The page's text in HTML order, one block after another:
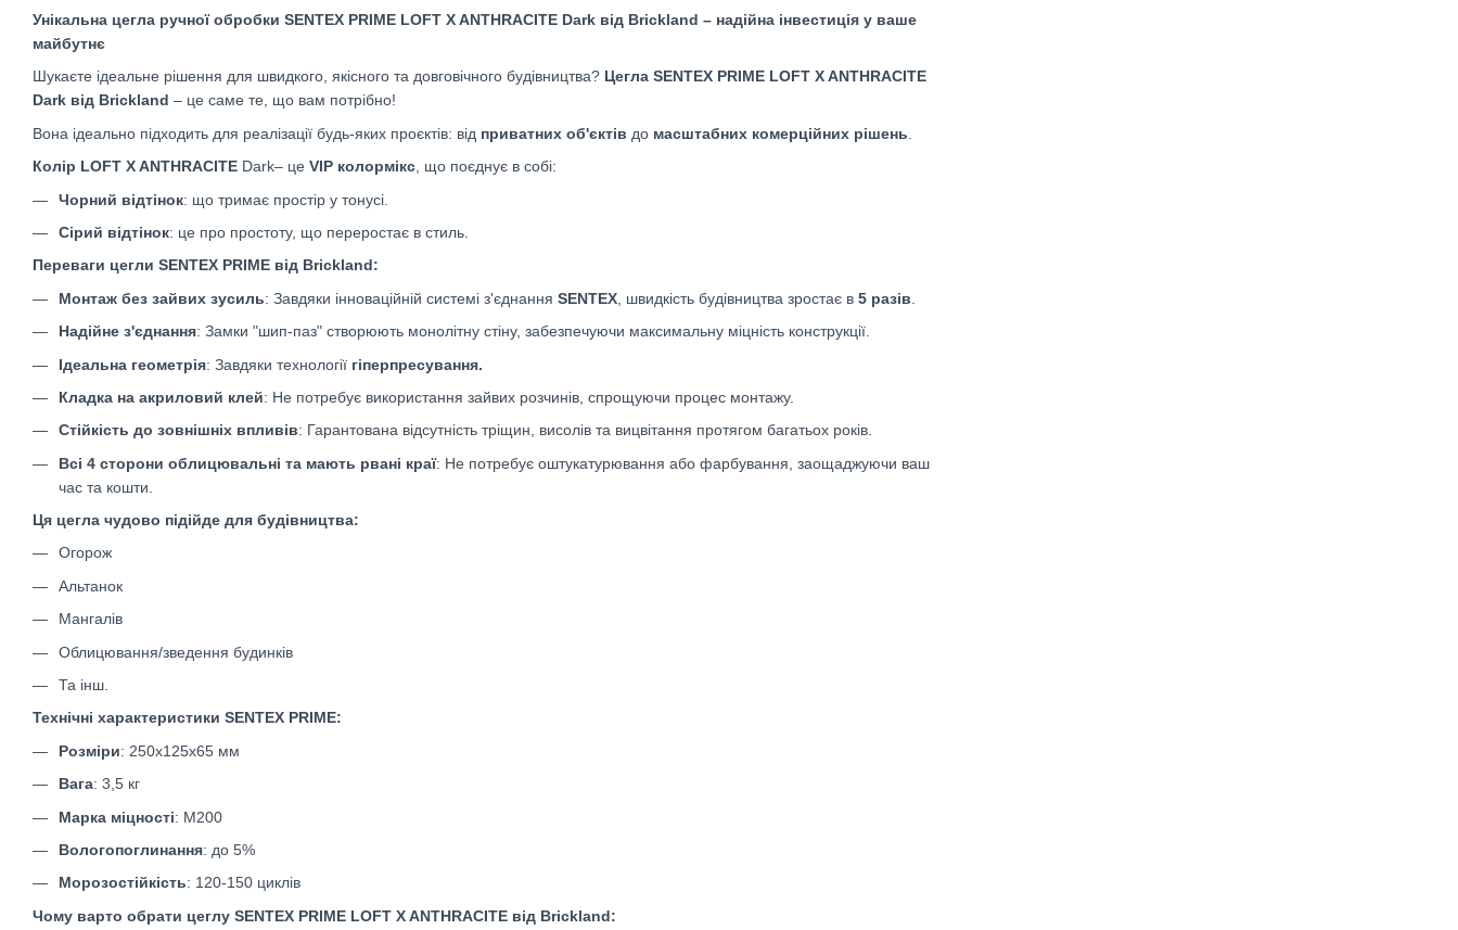
Унікальна цегла ручної обробки SENTEX PRIME LOFT X ANTHRACITE Dark від Brickland – надійна інвестиція у ваше
майбутнє
Шукаєте ідеальне рішення для швидкого, якісного та довговічного будівництва? Цегла SENTEX PRIME LOFT X ANTHRACITE
Dark від Brickland – це саме те, що вам потрібно!
Вона ідеально підходить для реалізації будь-яких проєктів: від приватних об'єктів до масштабних комерційних рішень
Колір LOFT X ANTHRACITE Dark– це VIP колормікс , що поєднує в собі:
Чорний відтінок: що тримає простір у тонусі.
Сірий відтінок: це про простоту, що переростає в стиль.
Переваги цегли SENTEX PRIME від Brickland:
Монтаж без зайвих зусиль: Завдяки інноваційній системі з'єднання SENTEX , швидкість будівництва зростає в 5 разів
Надійне з'єднання: Замки "шип-паз" створюють монолітну стіну, забезпечуючи максимальну міцність конструкції.
Ідеальна геометрія: Завдяки технології гіперпресування.
Кладка на акриловий клей: Не потребує використання зайвих розчинів, спрощуючи процес монтажу.
Стійкість до зовнішніх впливів: Гарантована відсутність тріщин, висолів та вицвітання протягом багатьох років.
Всі 4 сторони облицювальні та мають рвані краї: Не потребує оштукатурювання або фарбування, заощаджуючи ваш
час та кошти.
Ця цегла чудово підійде для будівництва:
Огорож
Альтанок
Мангалів
Облицювання/зведення будинків
Та інш.
Технічні характеристики SENTEX PRIME:
Розміри: 250х125х65 мм
Вага: 3,5 кг
Марка міцності: М200
Вологопоглинання: до 5%
Морозостійкість: 120-150 циклів
Чому варто обрати цеглу SENTEX PRIME LOFT X ANTHRACITE від Brickland: